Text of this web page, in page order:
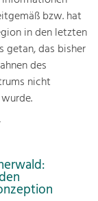
bzw. hat
in den letzten
getan, das bisher
des
nicht